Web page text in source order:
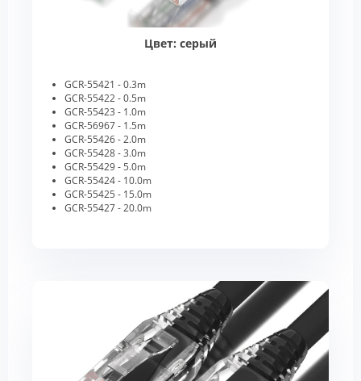
Цвет: серый
GCR-55421 - 0.3m
GCR-55422 - 0.5m
GCR-55423 - 1.0m
GCR-56967 - 1.5m
GCR-55426 - 2.0m
GCR-55428 - 3.0m
GCR-55429 - 5.0m
GCR-55424 - 10.0m
GCR-55425 - 15.0m
GCR-55427 - 20.0m